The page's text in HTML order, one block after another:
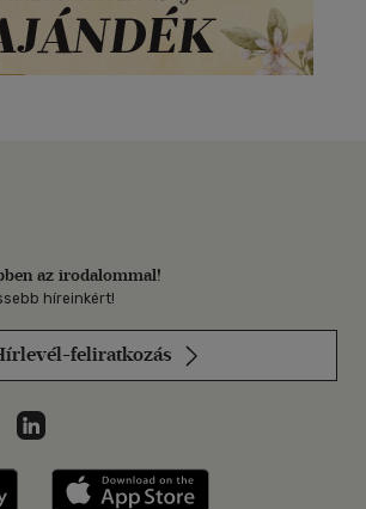
az irodalommal!
híreinkért!
feliratkozás
on
az Instagramon
Libri a LinkedInen
Libri applikáció Szerezd meg: Google